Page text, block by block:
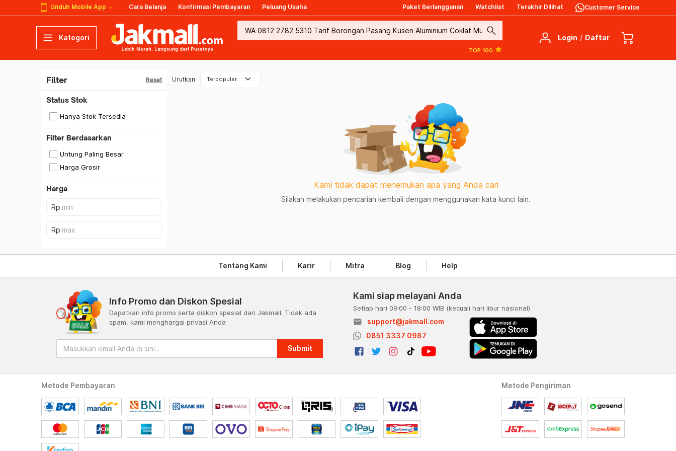
Unduh Mobile App Cara Belanja Konfirmasi Pembayaran Peluang Usaha Paket Berlangganan Watchlist Terakhir Dilihat Customer Service
Kategori search
TOP 100
Login / Daftar
Filter Reset
Status Stok
Hanya Stok Tersedia
Filter Berdasarkan
Untung Paling Besar
Harga Grosir
Harga
Urutkan Terpopuler keyboard_arrow_down
Kami tidak dapat menemukan apa yang Anda cari
Silakan melakukan pencarian kembali dengan menggunakan kata kunci lain.
Tentang Kami Karir Mitra Blog Help
Info Promo dan Diskon Spesial
Dapatkan info promo serta diskon spesial dari Jakmall. Tidak ada
spam, kami menghargai privasi Anda
Submit
Kami siap melayani Anda
Setiap hari 09:00 - 18:00 WIB (kecuali hari libur nasional)
email
support@jakmall.com
0851 3337 0987
Metode Pembayaran Metode Pengiriman